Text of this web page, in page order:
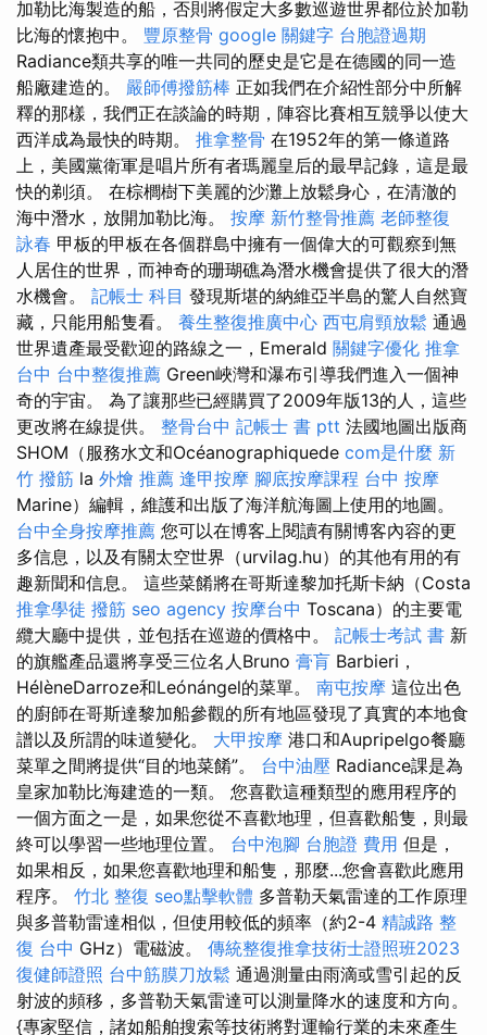
加勒比海製造的船，否則將假定大多數巡遊世界都位於加勒
比海的懷抱中。 豐原整骨 google 關鍵字 台胞證過期
Radiance類共享的唯一共同的歷史是它是在德國的同一造
船廠建造的。 嚴師傅撥筋棒 正如我們在介紹性部分中所解
釋的那樣，我們正在談論的時期，陣容比賽相互競爭以使大
西洋成為最快的時期。 推拿整骨 在1952年的第一條道路
上，美國黨衛軍是唱片所有者瑪麗皇后的最早記錄，這是最
快的剃須。 在棕櫚樹下美麗的沙灘上放鬆身心，在清澈的
海中潛水，放開加勒比海。 按摩 新竹整骨推薦 老師整復
詠春 甲板的甲板在各個群島中擁有一個偉大的可觀察到無
人居住的世界，而神奇的珊瑚礁為潛水機會提供了很大的潛
水機會。 記帳士 科目 發現斯堪的納維亞半島的驚人自然寶
藏，只能用船隻看。 養生整復推廣中心 西屯肩頸放鬆 通過
世界遺產最受歡迎的路線之一，Emerald 關鍵字優化 推拿
台中 台中整復推薦 Green峽灣和瀑布引導我們進入一個神
奇的宇宙。 為了讓那些已經購買了2009年版13的人，這些
更改將在線提供。 整骨台中 記帳士 書 ptt 法國地圖出版商
SHOM（服務水文和Océanographiquede com是什麼 新
竹 撥筋 la 外燴 推薦 逢甲按摩 腳底按摩課程 台中 按摩
Marine）編輯，維護和出版了海洋航海圖上使用的地圖。
台中全身按摩推薦 您可以在博客上閱讀有關博客內容的更
多信息，以及有關太空世界（urvilag.hu）的其他有用的有
趣新聞和信息。 這些菜餚將在哥斯達黎加托斯卡納（Costa
推拿學徒 撥筋 seo agency 按摩台中 Toscana）的主要電
纜大廳中提供，並包括在巡遊的價格中。 記帳士考試 書 新
的旗艦產品還將享受三位名人Bruno 膏肓 Barbieri，
HélèneDarroze和Leónángel的菜單。 南屯按摩 這位出色
的廚師在哥斯達黎加船參觀的所有地區發現了真實的本地食
譜以及所謂的味道變化。 大甲按摩 港口和Aupripelgo餐廳
菜單之間將提供“目的地菜餚”。 台中油壓 Radiance課是為
皇家加勒比海建造的一類。 您喜歡這種類型的應用程序的
一個方面之一是，如果您從不喜歡地理，但喜歡船隻，則最
終可以學習一些地理位置。 台中泡腳 台胞證 費用 但是，
如果相反，如果您喜歡地理和船隻，那麼...您會喜歡此應用
程序。 竹北 整復 seo點擊軟體 多普勒天氣雷達的工作原理
與多普勒雷達相似，但使用較低的頻率（約2-4 精誠路 整
復 台中 GHz）電磁波。 傳統整復推拿技術士證照班2023
復健師證照 台中筋膜刀放鬆 通過測量由雨滴或雪引起的反
射波的頻移，多普勒天氣雷達可以測量降水的速度和方向。
{專家堅信，諸如船舶搜索等技術將對運輸行業的未來產生